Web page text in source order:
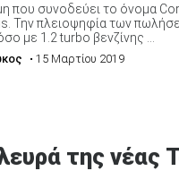
που συνοδεύει το όνομα
Την πλειοψηφία των
με 1.2 turbo βενζίνης ...
• 15 Μαρτίου 2019
της νέας